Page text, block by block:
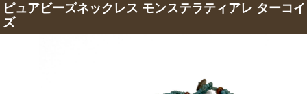
ピュアビーズネックレス モンステラティアレ ターコイ
ズ